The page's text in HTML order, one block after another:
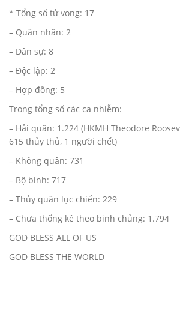
* Tổng số tử vong: 17
– Quân nhân: 2
– Dân sự: 8
– Độc lập: 2
– Hợp đồng: 5
Trong tổng số các ca nhiễm:
– Hải quân: 1.224 (HKMH Theodore
615 thủy thủ, 1 người chết)
– Không quân: 731
– Bộ binh: 717
– Thủy quân lục chiến: 229
– Chưa thống kê theo binh chủng: 1.794
GOD BLESS ALL OF US
GOD BLESS THE WORLD